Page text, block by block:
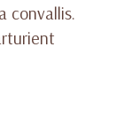
convallis.